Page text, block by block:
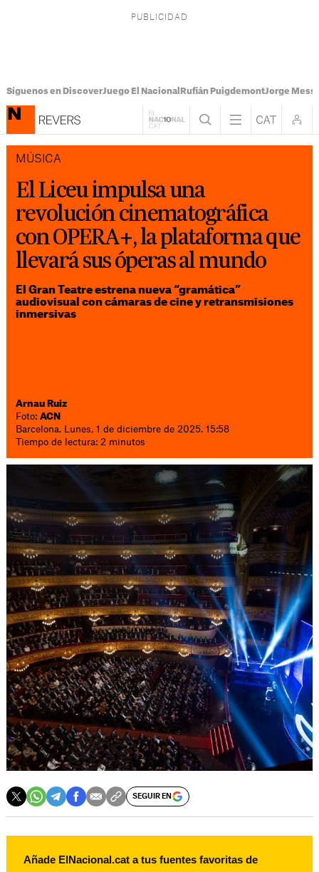
Síguenos en DiscoverJuego El Nacional Rufián PuigdemontJorge Messi
MÚSICA
El Liceu impulsa una
revolución cinematográfica
con OPERA+, la plataforma que
llevará sus óperas al mundo
El Gran Teatre estrena nueva “gramática”
audiovisual con cámaras de cine y retransmisiones
inmersivas
Arnau Ruiz
Foto:ACN
Barcelona. Lunes, 1 de diciembre de 2025. 15:58
Tiempo de lectura: 2 minutos
SEGUIR EN
Añade ElNacional.cat a tus fuentes favoritas de